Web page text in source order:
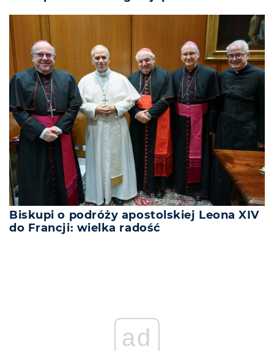
Biskupi o podróży apostolskiej Leona XIV
do Francji: wielka radość
ad